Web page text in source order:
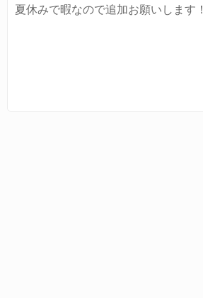
夏休みで暇なので追加お願いします！